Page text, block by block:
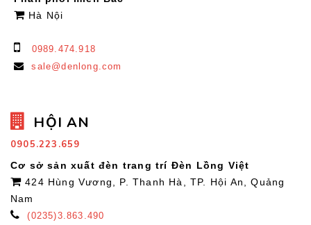
Hà Nội
0989.474.918
sale@denlong.com
HỘI AN
0905.223.659
Cơ sở sản xuất đèn trang trí Đèn Lồng Việt
424 Hùng Vương, P. Thanh Hà, TP. Hội An, Quảng
Nam
(0235)3.863.490